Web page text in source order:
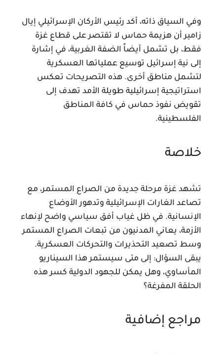
وفي السياق ذاته، أكد رئيس الأركان الإسرائيلي إيال
زامير أن هزيمة حماس لا تقتصر على قطاع غزة
فقط، بل تشمل أيضاً الضفة الغربية، في إشارة
إلى نية إسرائيل توسيع عملياتها العسكرية
لتشمل مناطق أخرى. هذه التصريحات تعكس
استراتيجية إسرائيلية طويلة الأمد تهدف إلى
تقويض نفوذ حماس في كافة المناطق
الفلسطينية.
خلاصة
تشهد غزة مرحلة جديدة من الصراع المستمر، مع
تصاعد الغارات الإسرائيلية وتدهور الأوضاع
الإنسانية. في ظل غياب أفق سياسي واضح لإنهاء
الأزمة، يعاني المدنيون من تبعات الصراع المستمر
وسط تصعيد التحذيرات والتحركات العسكرية.
يبقى السؤال: إلى متى سيستمر هذا السيناريو
المأساوي، وهل يمكن للجهود الدولية كسر هذه
الحلقة المفرغة؟
مراجع إضافية